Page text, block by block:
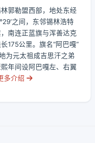
郭勒盟西部，地处东经
之间，东邻锡林浩特
南连正蓝旗与浑善达克
175公里。旗名“阿巴嘎”
为元太祖成吉思汗之弟
年间设阿巴嘎左、右翼
多介绍